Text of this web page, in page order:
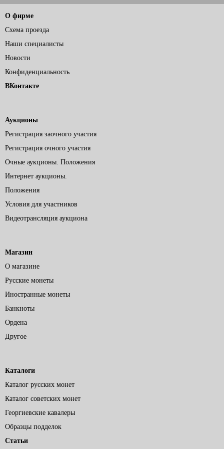
О фирме
Схема проезда
Наши специалисты
Новости
Конфиденциальность
ВКонтакте
Аукционы
Регистрация заочного участия
Регистрация очного участия
Очные аукционы. Положения
Интернет аукционы.
Положения
Условия для участников
Видеотрансляция аукциона
Магазин
О магазине
Русские монеты
Иностранные монеты
Банкноты
Ордена
Другое
Каталоги
Каталог русских монет
Каталог советских монет
Георгиевские кавалеры
Образцы подделок
Статьи